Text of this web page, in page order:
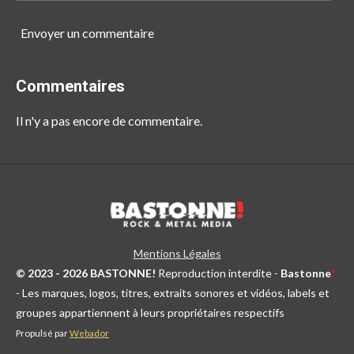
Envoyer un commentaire
Commentaires
Il n'y a pas encore de commentaire.
Mentions Légales
© 2023 - 2026 BASTONNE! Reproduction interdite - Bastonne!
- Les marques, logos, titres, extraits sonores et vidéos, labels et
groupes appartiennent à leurs propriétaires respectifs
Propulsé parWebador